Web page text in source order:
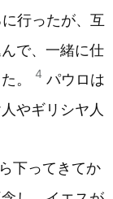
行ったが、互
で、一緒に仕
。
4 パウロは
やギリシヤ人
下ってきてか